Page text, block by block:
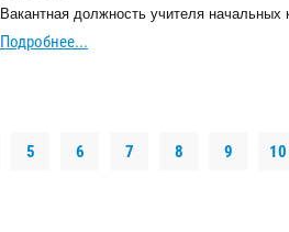
Вакантная должность учителя начальных
Подробнее...
5 6 7 8 9
10